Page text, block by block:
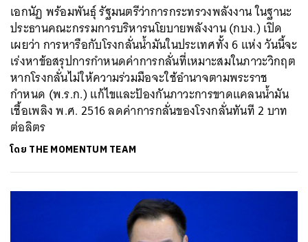
เอกนัฏ พร้อมพันธ์ุ รัฐมนตรีว่าการกระทรวงพลังงาน ในฐานะ
ประธานคณะกรรมการบริหารนโยบายพลังงาน (กบง.) เปิด
เผยว่า การหารือกับโรงกลั่นน้ำมันในประเทศทั้ง 6 แห่ง วันนี้จะ
เร่งหาข้อสรุปการกำหนดค่าการกลั่นที่เหมาะสมในภาวะวิกฤต
หากโรงกลั่นไม่ให้ความร่วมมือจะใช้อำนาจตามพระราช
กำหนด (พ.ร.ก.) แก้ไขและป้องกันภาวะการขาดแคลนน้ำมัน
เชื้อเพลิง พ.ศ. 2516 ลดค่าการกลั่นของโรงกลั่นทันที 2 บาท
ต่อลิตร
โดย THE MOMENTUM TEAM